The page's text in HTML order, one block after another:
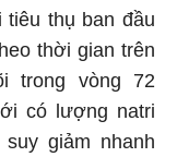
thụ ban đầu
thời gian trên
trong vòng 72
có lượng natri
giảm nhanh